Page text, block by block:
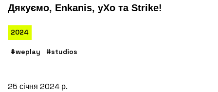
Дякуємо, Enkanis, yXo та Strike!
2024
#weplay #studios
25 січня 2024 р.